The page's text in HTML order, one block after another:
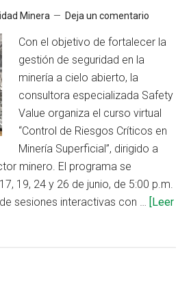
Minera Deja un comentario
Con el objetivo de fortalecer la
gestión de seguridad en la
minería a cielo abierto, la
consultora especializada Safety
Value organiza el curso virtual
“Control de Riesgos Críticos en
Minería Superficial”, dirigido a
minero. El programa se
19, 24 y 26 de junio, de 5:00 p.m.
sesiones interactivas con … [Leer